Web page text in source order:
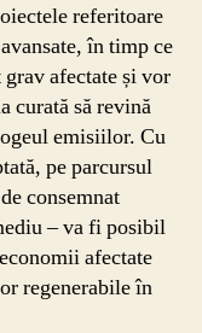
referitoare
în timp ce
afectate și vor
curată să revină
emisiilor. Cu
pe parcursul
consemnat
– va fi posibil
afectate
regenerabile în